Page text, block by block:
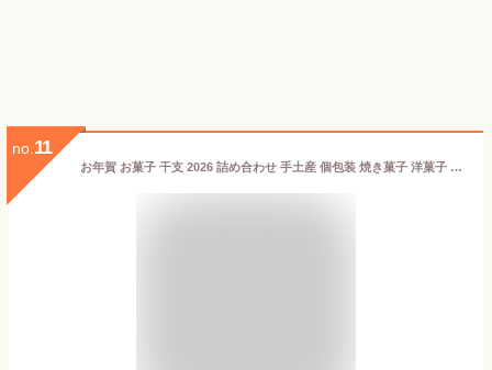
no. 11
お年賀 お菓子 干支 2026 詰め合わせ 手土産 個包装 焼き菓子 洋菓子 スイーツ プレゼント ギフト 新年 ご挨拶 大納言【季節限定】HYB-13NYN2 えびすフィナンシェ 6個入＜お年賀限定＞※お届けは1/11まで